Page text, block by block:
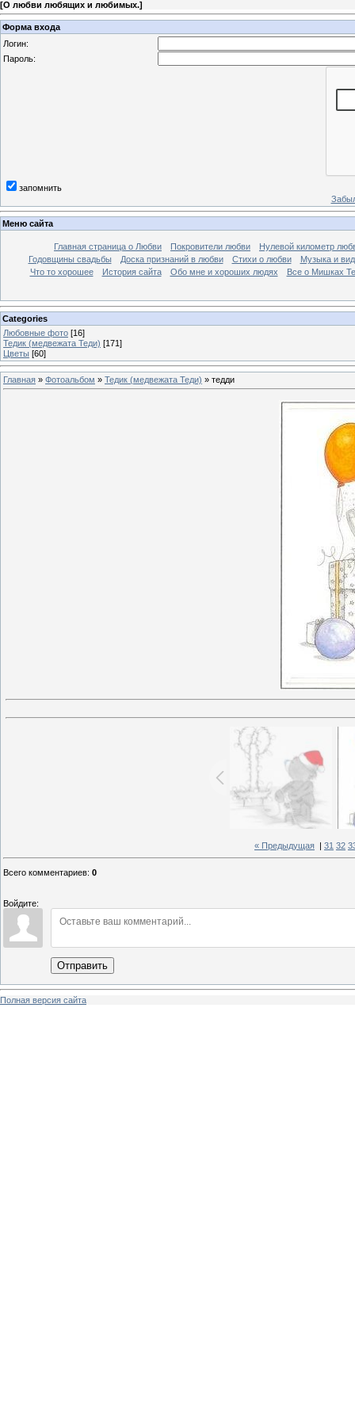
[О любви любящих и любимых.]
Форма входа
Логин:
Пароль:
запомнить
Меню сайта
Главная страница о Любви Покровители любви
Нулевой километр
Годовщины свадьбы
Доска признаний в любви Стихи о любви
Музыка и
Что то хорошее
История сайта Обо мне и хороших людях Все о Мишках
Categories
Любовные фото [16]
Тедик (медвежата Теди) [171]
Цветы [60]
Главная » Фотоальбом » Тедик (медвежата Теди) » тедди
« Предыдущая 31 32
Всего комментариев: 0
Войдите:
Отправить
Полная версия сайта